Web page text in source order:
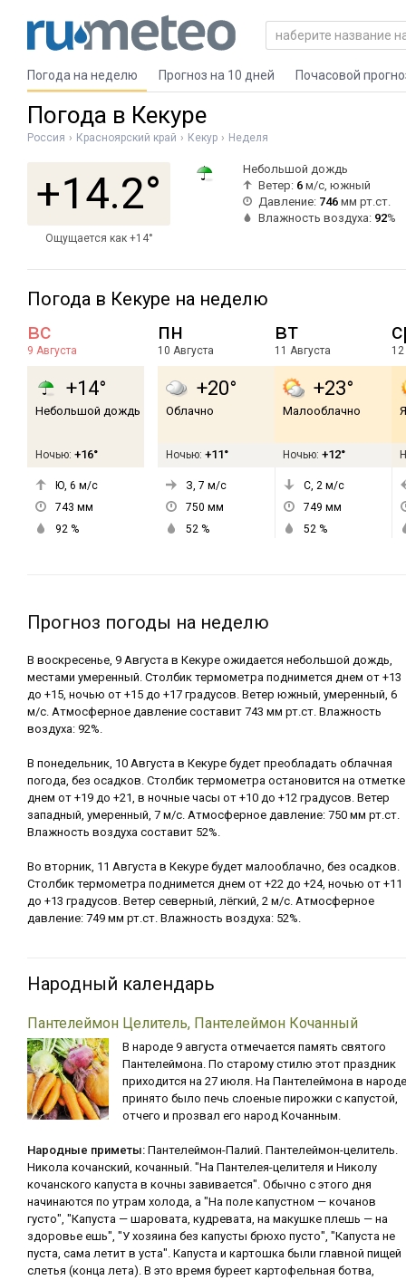
Погода на неделю Прогноз на 10 дней Почасовой
Погода в Кекуре
Россия Красноярский край Кекур Неделя
+14.2°
Ощущается как +14°
Небольшой дождь
Ветер: 6 м/с, южный
Давление: 746 мм рт.ст.
Влажность воздуха: 92%
Погода в Кекуре на неделю
вс
9 Августа
+14°
Небольшой дождь
Ночью: +16°
Ю, 6 м/с
743 мм
92 %
пн
10 Августа
+20°
Облачно
Ночью: +11°
З, 7 м/с
750 мм
52 %
вт
11 Августа
+23°
Малооблачно
Ночью: +12°
С, 2 м/с
749 мм
52 %
12
Прогноз погоды на неделю
В воскресенье, 9 Августа в Кекуре ожидается небольшой дождь,
местами умеренный. Столбик термометра поднимется днем от +13
до +15, ночью от +15 до +17 градусов. Ветер южный, умеренный, 6
м/с. Атмосферное давление составит 743 мм рт.ст. Влажность
воздуха: 92%.
В понедельник, 10 Августа в Кекуре будет преобладать облачная
погода, без осадков. Столбик термометра остановится на отметке
днем от +19 до +21, в ночные часы от +10 до +12 градусов. Ветер
западный, умеренный, 7 м/с. Атмосферное давление: 750 мм рт.ст.
Влажность воздуха составит 52%.
Во вторник, 11 Августа в Кекуре будет малооблачно, без осадков.
Столбик термометра поднимется днем от +22 до +24, ночью от +11
до +13 градусов. Ветер северный, лёгкий, 2 м/с. Атмосферное
давление: 749 мм рт.ст. Влажность воздуха: 52%.
Народный календарь
Пантелеймон Целитель, Пантелеймон Кочанный
В народе 9 августа отмечается память святого
Пантелеймона. По старому стилю этот праздник
приходится на 27 июля. На Пантелеймона в народе
принято было печь слоеные пирожки с капустой,
отчего и прозвал его народ Кочанным.
Народные приметы: Пантелеймон-Палий. Пантелеймон-целитель.
Никола кочанский, кочанный. "На Пантелея-целителя и Николу
кочанского капуста в кочны завивается". Обычно с этого дня
начинаются по утрам холода, а "На поле капустном — кочанов
густо", "Капуста — шаровата, кудревата, на макушке плешь — на
здоровье ешь", "У хозяина без капусты брюхо пусто", "Капуста не
пуста, сама летит в уста". Капуста и картошка были главной пищей
слетья (конца лета). В это время буреет картофельная ботва,